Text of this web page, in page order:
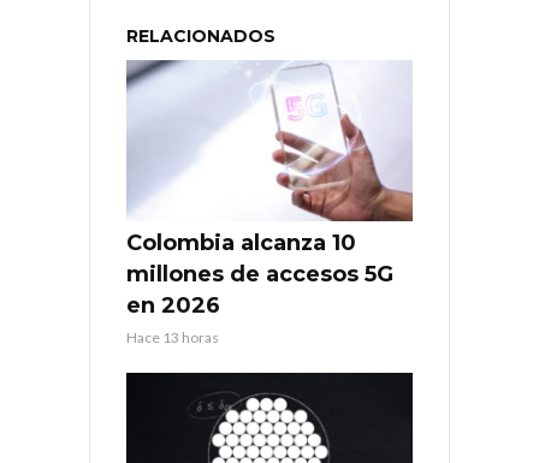
RELACIONADOS
Colombia alcanza 10
millones de accesos 5G
en 2026
Hace 13 horas